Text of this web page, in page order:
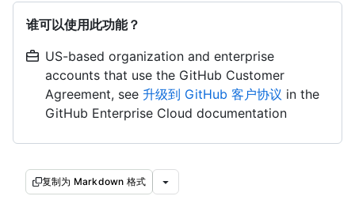
谁可以使用此功能？
US-based organization and enterprise
accounts that use the GitHub Customer
Agreement, see 升级到 GitHub 客户协议 in the
GitHub Enterprise Cloud documentation
复制为 Markdown 格式